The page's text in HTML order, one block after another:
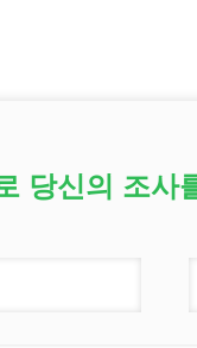
당신의 조사